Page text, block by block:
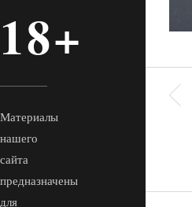
18+
Материалы
нашего
сайта
предназначены
для